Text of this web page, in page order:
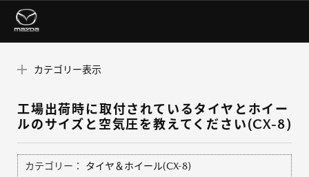
カテゴリー表示
工場出荷時に取付されているタイヤとホイー
ルのサイズと空気圧を教えてください(CX-8)
カテゴリー： タイヤ＆ホイール(CX-8)